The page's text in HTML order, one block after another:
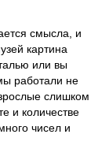
смысла, и
картина
или вы
работали не
слишком
и количестве
чисел и